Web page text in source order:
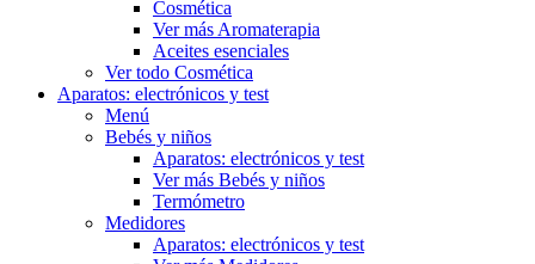
Cosmética
Ver más Aromaterapia
Aceites esenciales
Ver todo Cosmética
Aparatos: electrónicos y test
Menú
Bebés y niños
Aparatos: electrónicos y test
Ver más Bebés y niños
Termómetro
Medidores
Aparatos: electrónicos y test